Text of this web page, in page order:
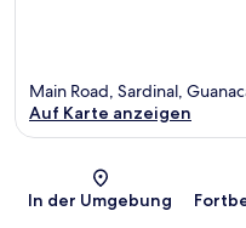
Main Road, Sardinal,
Auf Karte anzeigen
In der Umgebung